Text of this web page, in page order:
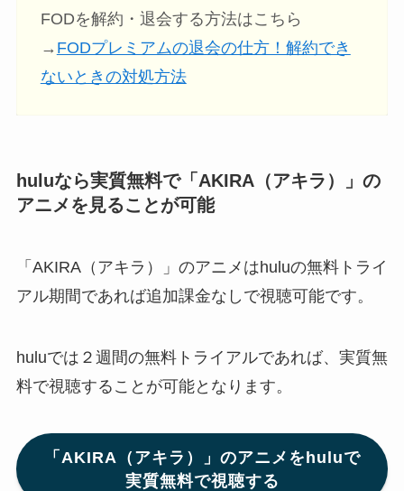
FODを解約・退会する方法はこちら
→ FODプレミアムの退会の仕方！解約でき
ないときの対処方法
huluなら実質無料で「AKIRA（アキラ）」の
アニメ を見ることが可能
「AKIRA（アキラ）」のアニメはhuluの無料トライ
アル期間であれば追加課金なしで視聴可能です。
huluでは２週間の無料トライアルであれば、実質無
料で視聴することが可能となります。
「AKIRA（アキラ）」のアニメをhuluで
実質無料で視聴する